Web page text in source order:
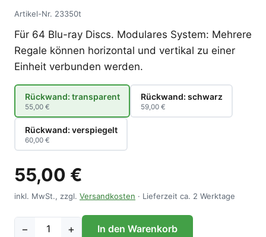
Artikel-Nr. 23350t
Für 64 Blu-ray Discs. Modulares System: Mehrere
Regale können horizontal und vertikal zu einer
Einheit verbunden werden.
Rückwand: transparent
55,00 €
Rückwand: schwarz
59,00 €
Rückwand: verspiegelt
60,00 €
55,00 €
inkl. MwSt., zzgl. Versandkosten · Lieferzeit ca. 2 Werktage
− + In den Warenkorb